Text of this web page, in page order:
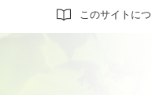
このサイトに
サイト内検索